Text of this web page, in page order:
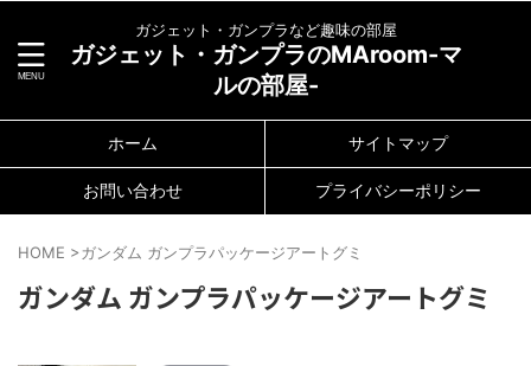
ガジェット・ガンプラなど趣味の部屋
ガジェット・ガンプラのMAroom-マ
ルの部屋-
ホーム サイトマップ
お問い合わせ プライバシーポリシー
HOME >ガンダム ガンプラパッケージアートグミ
ガンダム ガンプラパッケージアートグミ